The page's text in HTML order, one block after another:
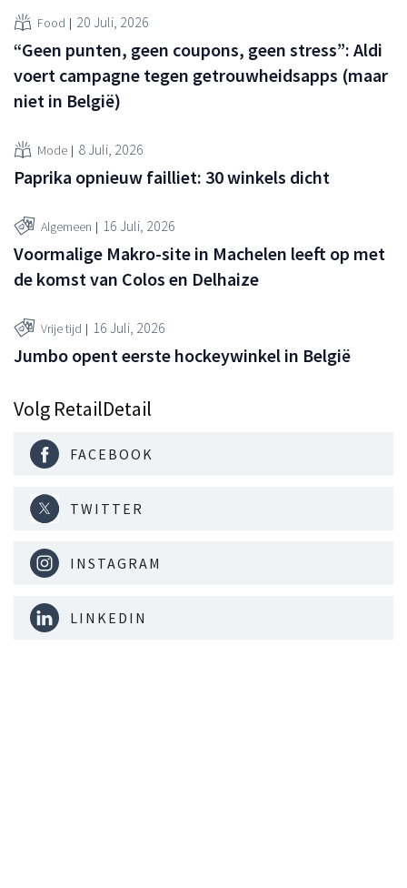
Food 20 Juli, 2026
“Geen punten, geen coupons, geen stress”: Aldi
voert campagne tegen getrouwheidsapps (maar
niet in België)
Mode 8 Juli, 2026
Paprika opnieuw failliet: 30 winkels dicht
Algemeen 16 Juli, 2026
Voormalige Makro-site in Machelen leeft op met
de komst van Colos en Delhaize
Vrije tijd 16 Juli, 2026
Jumbo opent eerste hockeywinkel in België
Volg RetailDetail
FACEBOOK
TWITTER
INSTAGRAM
LINKEDIN